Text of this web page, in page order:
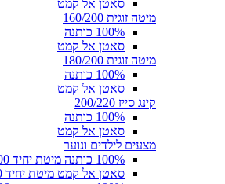
סאטן אל קמט
מיטה זוגית 160/200
100% כותנה
סאטן אל קמט
מיטה זוגית 180/200
100% כותנה
סאטן אל קמט
קינג סייז 200/220
100% כותנה
סאטן אל קמט
מצעים לילדים ונוער
100% כותנה מיטת יחיד 90/200
סאטן אל קמט מיטת יחיד 90/200